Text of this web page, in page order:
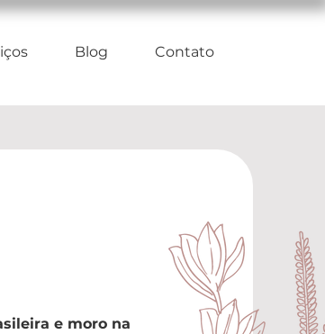
Blog Contato
e moro na